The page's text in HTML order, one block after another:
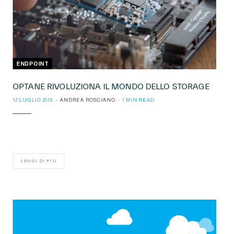
ENDPOINT
OPTANE RIVOLUZIONA IL MONDO DELLO STORAGE
12 LUGLIO 2018 ANDREA ROSCIANO 1 MIN READ
LEGGI DI PIÙ